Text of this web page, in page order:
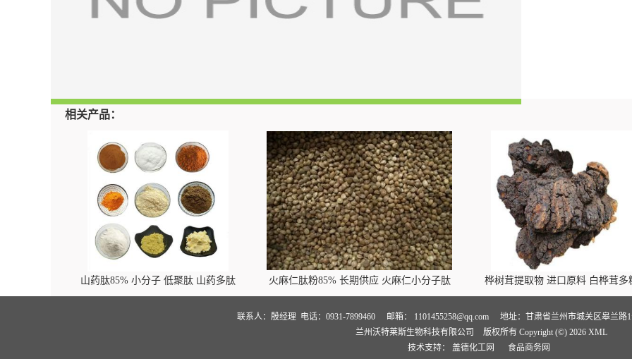
相关产品：
山药肽85% 小分子 低聚肽 山药多肽 火麻仁肽粉85% 长期供应 火麻仁小分子肽 桦树茸提取物 进口原料 白桦茸多
联系人：殷经理 电话：0931-7899460 邮箱： 1101455258@qq.com
地址：甘肃省兰州市城关区皋兰路
兰州沃特莱斯生物科技有限公司
版权所有 Copyright (©) 2026 XML
技术支持： 盖德化工网 食品商务网